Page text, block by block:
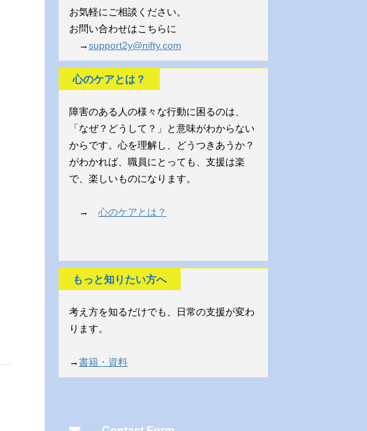
お気軽にご相談ください。
お問い合わせはこちらに
→support2y@nifty.com
心のケアとは？
障害のある人の様々な行動に困るのは、
「なぜ？どうして？」と意味がわからない
からです。心を理解し、どうつきあうか？
がわかれば、職員にとっても、支援は楽
で、楽しいものになります。
→ 心のケアとは？
もっと知りたい方へ
考え方を知るだけでも、日常の支援が変わ
ります。
→書籍・資料